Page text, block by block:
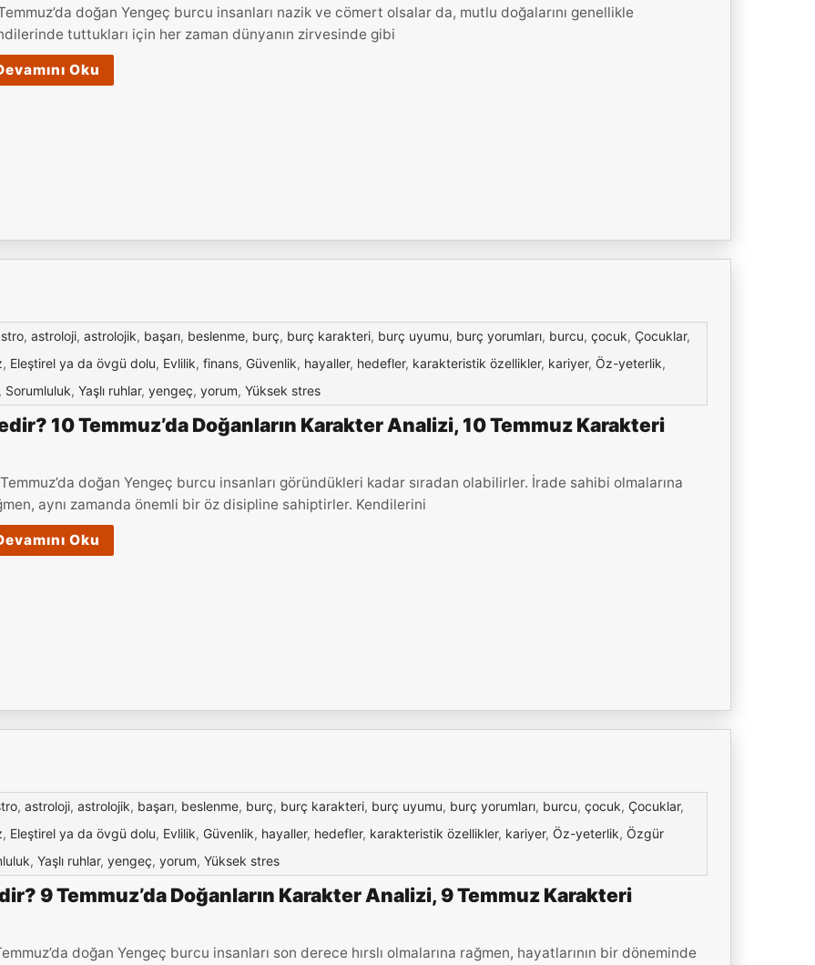
doğan Yengeç burcu insanları nazik ve cömert olsalar da, mutlu doğalarını genellikle
tuttukları için her zaman dünyanın zirvesinde gibi
Oku
, astroloji, astrolojik, başarı, beslenme, burç, burç karakteri, burç uyumu, burç yorumları, burcu, çocuk, Çocuklar,
, Eleştirel ya da övgü dolu, Evlilik, finans, Güvenlik, hayaller, hedefler, karakteristik özellikler, kariyer, Öz-yeterlik,
, Sorumluluk, Yaşlı ruhlar, yengeç, yorum, Yüksek stres
10 Temmuz’da Doğanların Karakter Analizi, 10 Temmuz Karakteri
doğan Yengeç burcu insanları göründükleri kadar sıradan olabilirler. İrade sahibi olmalarına
aynı zamanda önemli bir öz disipline sahiptirler. Kendilerini
Oku
, astroloji, astrolojik, başarı, beslenme, burç, burç karakteri, burç uyumu, burç yorumları, burcu, çocuk, Çocuklar,
, Eleştirel ya da övgü dolu, Evlilik, Güvenlik, hayaller, hedefler, karakteristik özellikler, kariyer, Öz-yeterlik, Özgür
, Yaşlı ruhlar, yengeç, yorum, Yüksek stres
9 Temmuz’da Doğanların Karakter Analizi, 9 Temmuz Karakteri
doğan Yengeç burcu insanları son derece hırslı olmalarına rağmen, hayatlarının bir döneminde